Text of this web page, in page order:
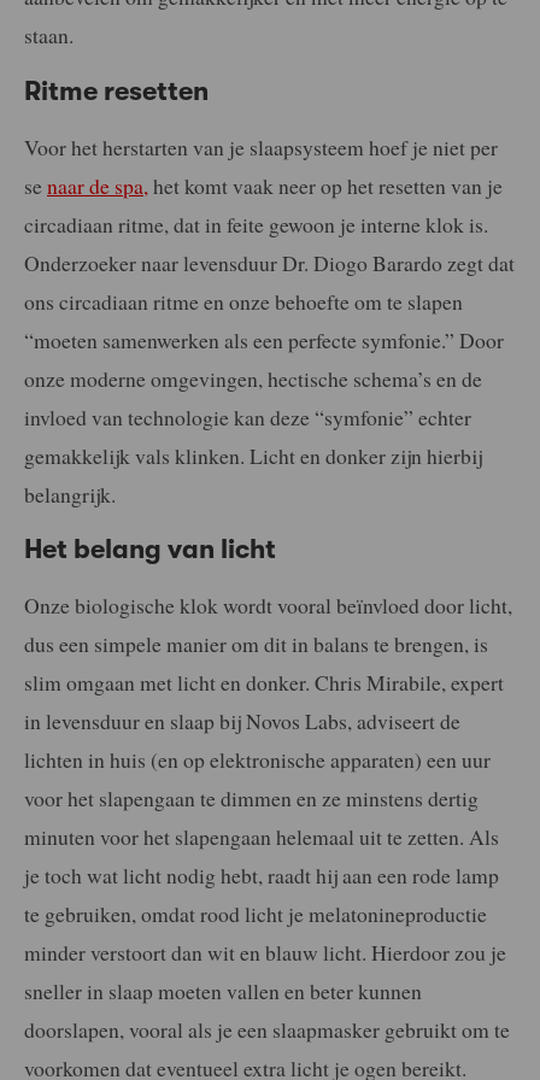
staan.
Ritme resetten
Voor het herstarten van je slaapsysteem hoef je niet per
se naar de spa, het komt vaak neer op het resetten van je
circadiaan ritme, dat in feite gewoon je interne klok is.
Onderzoeker naar levensduur Dr. Diogo Barardo zegt dat
ons circadiaan ritme en onze behoefte om te slapen
“moeten samenwerken als een perfecte symfonie.” Door
onze moderne omgevingen, hectische schema’s en de
invloed van technologie kan deze “symfonie” echter
gemakkelijk vals klinken. Licht en donker zijn hierbij
belangrijk.
Het belang van licht
Onze biologische klok wordt vooral beïnvloed door licht,
dus een simpele manier om dit in balans te brengen, is
slim omgaan met licht en donker. Chris Mirabile, expert
in levensduur en slaap bij Novos Labs, adviseert de
lichten in huis (en op elektronische apparaten) een uur
voor het slapengaan te dimmen en ze minstens dertig
minuten voor het slapengaan helemaal uit te zetten. Als
je toch wat licht nodig hebt, raadt hij aan een rode lamp
te gebruiken, omdat rood licht je melatonineproductie
minder verstoort dan wit en blauw licht. Hierdoor zou je
sneller in slaap moeten vallen en beter kunnen
doorslapen, vooral als je een slaapmasker gebruikt om te
voorkomen dat eventueel extra licht je ogen bereikt.